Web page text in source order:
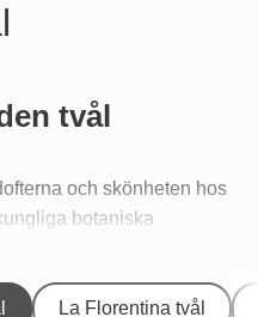
tvål
och skönheten hos
botaniska
enligt den Engelska
La Florentina tvål